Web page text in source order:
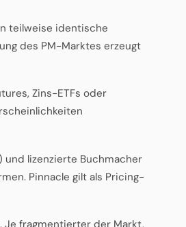
teilweise identische
des PM-Marktes erzeugt
Zins-ETFs oder
und lizenzierte Buchmacher
Pinnacle gilt als Pricing-